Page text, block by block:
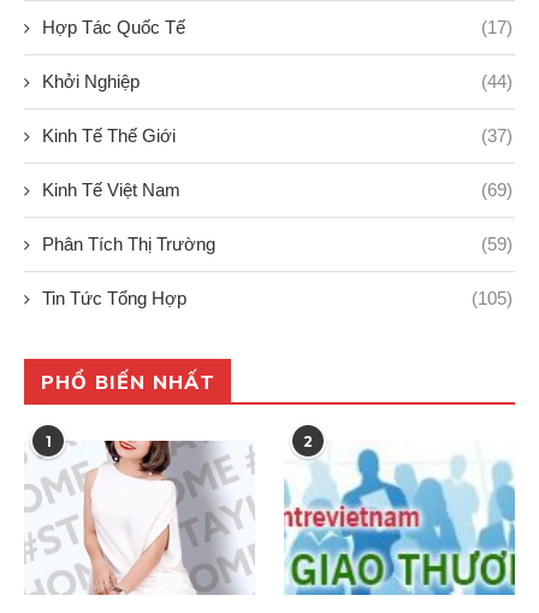
Hợp Tác Quốc Tế (17)
Khởi Nghiệp (44)
Kinh Tế Thế Giới (37)
Kinh Tế Việt Nam (69)
Phân Tích Thị Trường (59)
Tin Tức Tổng Hợp (105)
PHỔ BIẾN NHẤT
1 2